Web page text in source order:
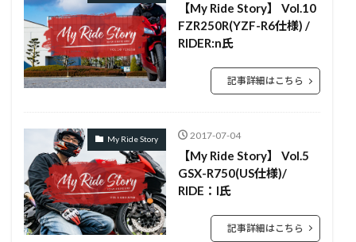
【My Ride Story】 Vol.10
FZR250R(YZF-R6仕様) /
RIDER:n氏
記事詳細はこちら
My Ride Story 2017-07-04
【My Ride Story】 Vol.5
GSX-R750(US仕様)/
RIDE：I氏
記事詳細はこちら